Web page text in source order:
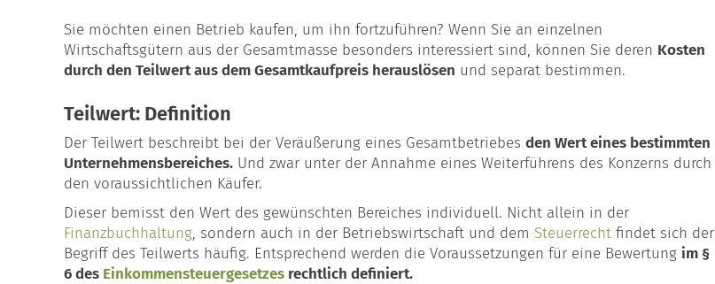
Sie möchten einen Betrieb kaufen, um ihn fortzuführen? Wenn Sie an einzelnen
Wirtschaftsgütern aus der Gesamtmasse besonders interessiert sind, können Sie deren Kosten
durch den Teilwert aus dem Gesamtkaufpreis herauslösen und separat bestimmen.
Teilwert: Definition
Der Teilwert beschreibt bei der Veräußerung eines Gesamtbetriebes den Wert eines bestimmten
Unternehmensbereiches. Und zwar unter der Annahme eines Weiterführens des Konzerns durch
den voraussichtlichen Käufer.
Dieser bemisst den Wert des gewünschten Bereiches individuell. Nicht allein in der
Finanzbuchhaltung, sondern auch in der Betriebswirtschaft und dem Steuerrecht findet sich der
Begriff des Teilwerts häufig. Entsprechend werden die Voraussetzungen für eine Bewertung im §
6 des Einkommensteuergesetzes rechtlich definiert.